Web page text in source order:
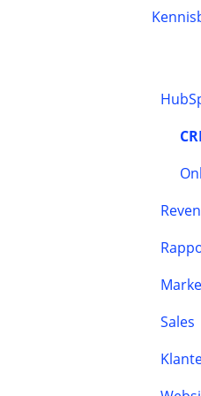
Sales